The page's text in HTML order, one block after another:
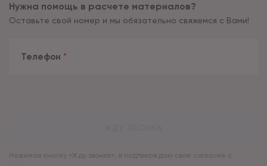
Нужна помощь в расчете материалов?
Оставьте свой номер и мы обязательно свяжемся с Вами!
Телефон *
Нажимая кнопку «Жду звонка», я подтверждаю свое согласие с